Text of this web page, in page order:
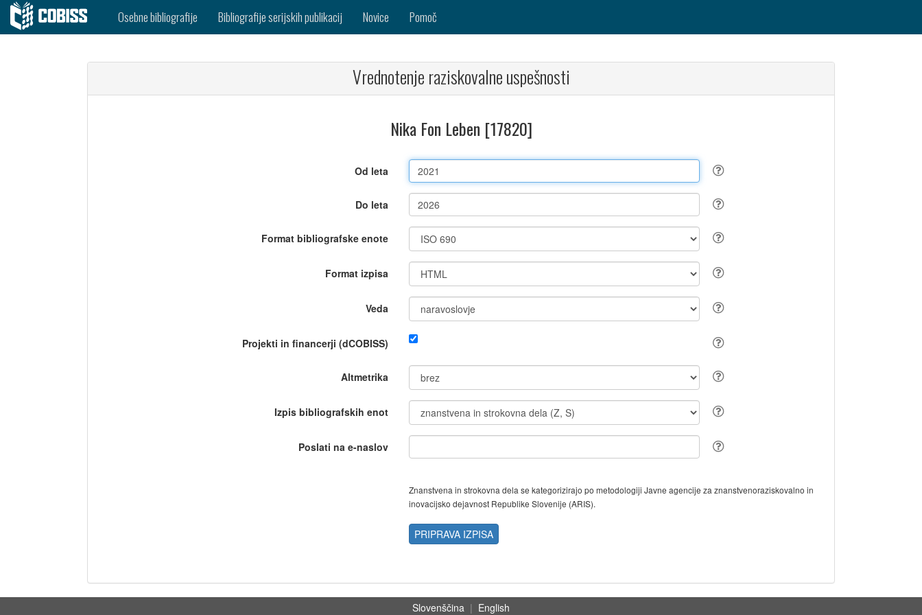
Osebne bibliografije Bibliografije serijskih publikacij Novice Pomoč
Vrednotenje raziskovalne uspešnosti
Nika Fon Leben [17820]
Od leta
Do leta
Format bibliografske enote
Format izpisa
Veda
Projekti in financerji (dCOBISS)
Altmetrika
Izpis bibliografskih enot
Poslati na e-naslov
Znanstvena in strokovna dela se kategorizirajo po metodologiji Javne agencije za znanstvenoraziskovalno in
inovacijsko dejavnost Republike Slovenije (ARIS).
PRIPRAVA IZPISA
Slovenščina | English